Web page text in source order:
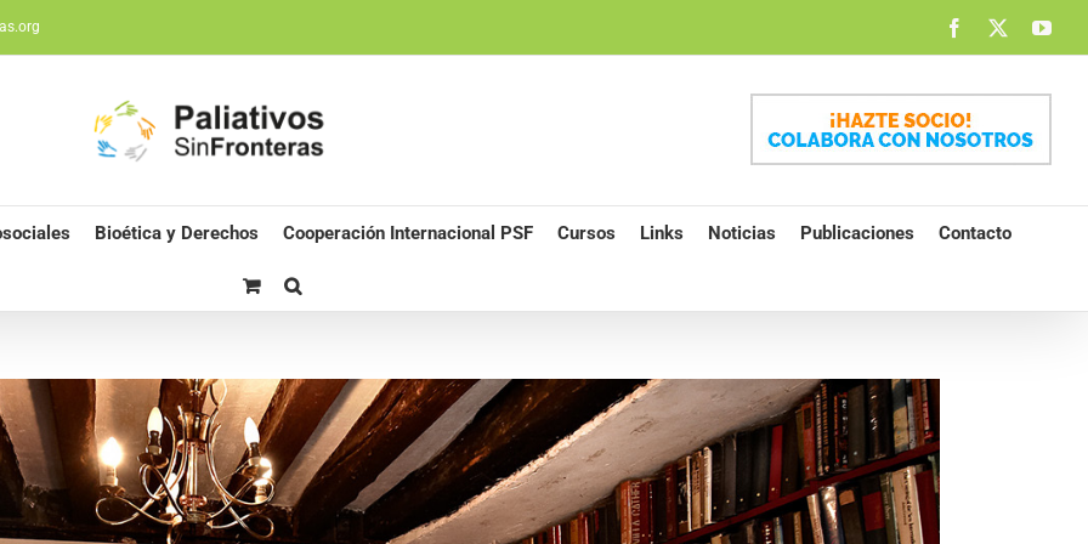
Facebook
Bioética y Derechos Cooperación Internacional PSF Cursos Links Noticias Publicaciones Contacto